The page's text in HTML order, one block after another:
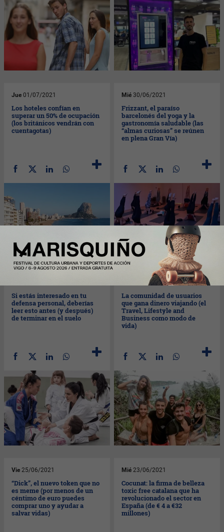
Jue 01/07/2021
Los hoteles confían en
superar un 50% de ocupación
(los británicos vendrán con
cuentagotas)
Mié 30/06/2021
Frizzant, el paraíso
barcelonés del yoga y la
gastronomía saludable (las
“almas curiosas” se reúnen
en plena Gran Vía)
Si estás interesado en tu
defensa personal, deberías
leer esto antes (y después)
de terminar en el suelo
28/06/2021
La comunidad de usuarios
que gana dinero viajando (el
Travel, Lifestyle and
Business como modo de
vida)
Vie 25/06/2021
“Dick”, el nuevo token que no
es meme (por menos de un
céntimo de euro puedes
comprar uno y ayudar a
salvar vidas)
Mié 23/06/2021
Cocunat: la firma de belleza
toxic free catalana que ha
revolucionado el sector en
España (de € 4 a €32
millones)